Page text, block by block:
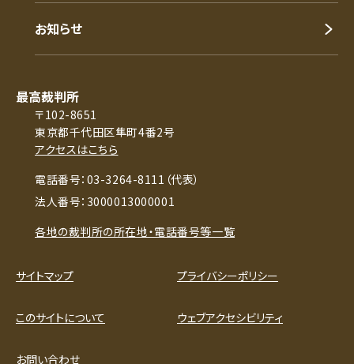
お知らせ
最高裁判所
〒102-8651
東京都千代田区隼町4番2号
アクセスはこちら
電話番号：03-3264-8111（代表）
法人番号：3000013000001
各地の裁判所の所在地・電話番号等一覧
サイトマップ プライバシーポリシー
このサイトについて ウェブアクセシビリティ
お問い合わせ